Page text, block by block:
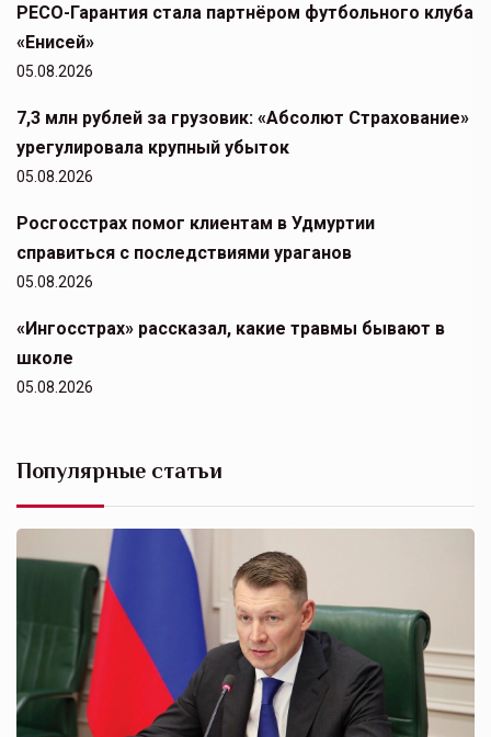
РЕСО-Гарантия стала партнёром футбольного клуба
«Енисей»
05.08.2026
7,3 млн рублей за грузовик: «Абсолют Страхование»
урегулировала крупный убыток
05.08.2026
Росгосстрах помог клиентам в Удмуртии
справиться с последствиями ураганов
05.08.2026
«Ингосстрах» рассказал, какие травмы бывают в
школе
05.08.2026
Популярные статьи